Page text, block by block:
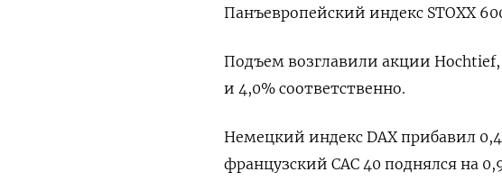
Панъевропейский индекс STOXX
Подъем возглавили акции
и 4,0% соответственно.
Немецкий индекс DAX прибавил
французский CAC 40 поднялся на